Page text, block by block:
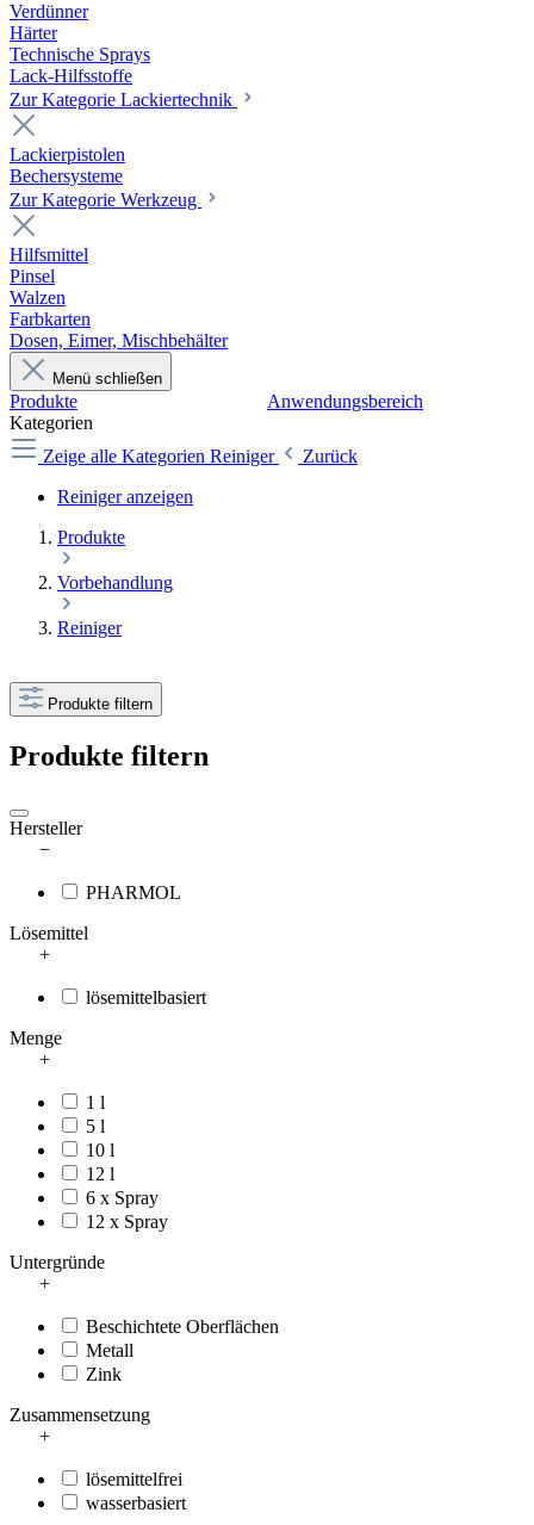
Verdünner
Härter
Technische Sprays
Lack-Hilfsstoffe
Zur Kategorie Lackiertechnik
Lackierpistolen
Bechersysteme
Zur Kategorie Werkzeug
Hilfsmittel
Pinsel
Walzen
Farbkarten
Dosen, Eimer, Mischbehälter
Menü schließen
Produkte
Anwendungsbereich
Kategorien
Zeige alle Kategorien Reiniger
Zurück
Reiniger anzeigen
Produkte
Vorbehandlung
Reiniger
Produkte filtern
Produkte filtern
Hersteller
−
PHARMOL
Lösemittel
+
lösemittelbasiert
Menge
+
1 l
5 l
10 l
12 l
6 x Spray
12 x Spray
Untergründe
+
Beschichtete Oberflächen
Metall
Zink
Zusammensetzung
+
lösemittelfrei
wasserbasiert